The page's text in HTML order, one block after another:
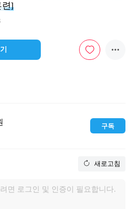
련]
구독
새로고침